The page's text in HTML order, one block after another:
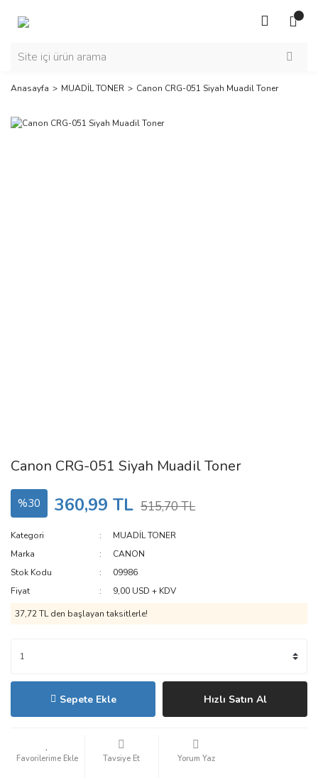
Anasayfa MUADİL TONER Canon CRG-051 Siyah Muadil Toner
Canon CRG-051 Siyah Muadil Toner
%30 360,99 TL 515,70 TL
Kategori
MUADİL TONER
Marka
CANON
Stok Kodu
09986
Fiyat
9,00 USD + KDV
37,72 TL den başlayan taksitlerle!
Sepete Ekle Hızlı Satın Al
Tavsiye Et Yorum Yaz